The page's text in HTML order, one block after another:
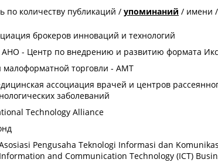
по количеству публикаций / упоминаний / имени /
брокеров инноваций и технологий
АНО - Центр по внедрению и развитию формата
малоформатной торговли - АМТ
ассоциация врачей и центров
заболеваний
Technology Alliance
Pengusaha Teknologi Informasi dan
and Communication Technology (ICT)